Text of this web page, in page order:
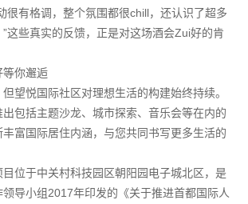
很有格调，整个氛围都很chill，还认识了超多
这些真实的反馈，正是对这场酒会Zui好的肯
等你邂逅
望悦国际社区对理想生活的构建始终持续。
包括主题沙龙、城市探索、音乐会等在内的
富国际居住内涵，与您共同书写更多生活的
位于中关村科技园区朝阳园电子城北区，是
导小组2017年印发的《关于推进首都国际人